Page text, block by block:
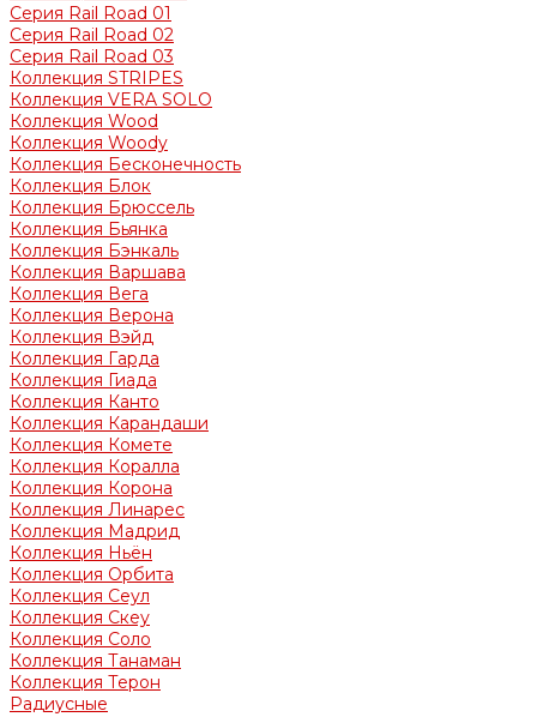
Серия Rail Road 01
Серия Rail Road 02
Серия Rail Road 03
Коллекция STRIPES
Коллекция VERA SOLO
Коллекция Wood
Коллекция Woody
Коллекция Бесконечность
Коллекция Блок
Коллекция Брюссель
Коллекция Бьянка
Коллекция Бэнкаль
Коллекция Варшава
Коллекция Вега
Коллекция Верона
Коллекция Вэйд
Коллекция Гарда
Коллекция Гиада
Коллекция Канто
Коллекция Карандаши
Коллекция Комете
Коллекция Коралла
Коллекция Корона
Коллекция Линарес
Коллекция Мадрид
Коллекция Ньён
Коллекция Орбита
Коллекция Сеул
Коллекция Скеу
Коллекция Соло
Коллекция Танаман
Коллекция Терон
Радиусные